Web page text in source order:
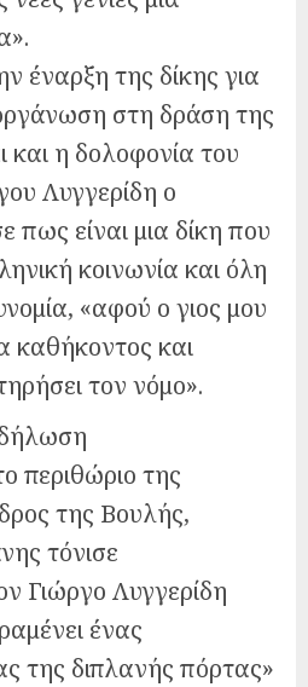
έναρξη της δίκης για
στη δράση της
και η δολοφονία του
Λυγγερίδη ο
πως είναι μια δίκη που
κοινωνία και όλη
«αφού ο γιος μου
καθήκοντος και
τον νόμο».
περιθώριο της
της Βουλής,
τόνισε
Γιώργο Λυγγερίδη
ένας
της διπλανής πόρτας»